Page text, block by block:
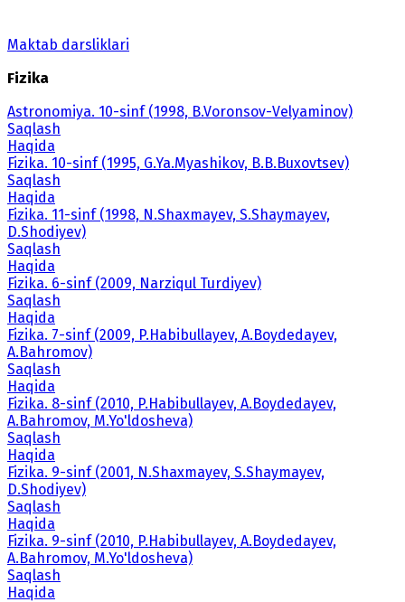
Maktab darsliklari
Fizika
Astronomiya. 10-sinf (1998, B.Voronsov-Velyaminov)
Saqlash
Haqida
Fizika. 10-sinf (1995, G.Ya.Myashikov, B.B.Buxovtsev)
Saqlash
Haqida
Fizika. 11-sinf (1998, N.Shaxmayev, S.Shaymayev,
D.Shodiyev)
Saqlash
Haqida
Fizika. 6-sinf (2009, Narziqul Turdiyev)
Saqlash
Haqida
Fizika. 7-sinf (2009, P.Habibullayev, A.Boydedayev,
A.Bahromov)
Saqlash
Haqida
Fizika. 8-sinf (2010, P.Habibullayev, A.Boydedayev,
A.Bahromov, M.Yo'ldosheva)
Saqlash
Haqida
Fizika. 9-sinf (2001, N.Shaxmayev, S.Shaymayev,
D.Shodiyev)
Saqlash
Haqida
Fizika. 9-sinf (2010, P.Habibullayev, A.Boydedayev,
A.Bahromov, M.Yo'ldosheva)
Saqlash
Haqida